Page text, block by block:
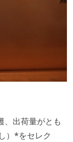
、出荷量がとも
）*をセレク